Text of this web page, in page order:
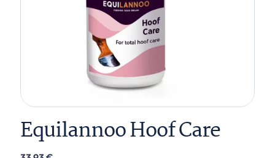
Equilannoo Hoof Care